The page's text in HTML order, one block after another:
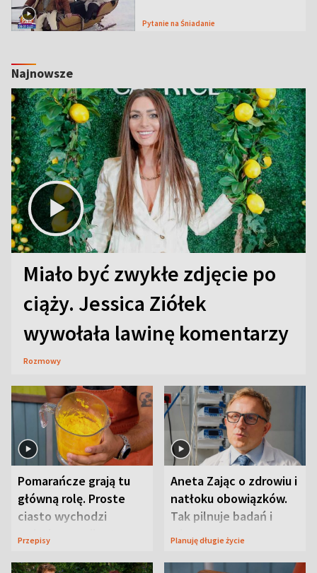
Pytanie na Śniadanie
Najnowsze
Miało być zwykłe zdjęcie po
ciąży. Jessica Ziółek
wywołała lawinę komentarzy
Rozmowy
Pomarańcze grają tu
główną rolę. Proste
ciasto wychodzi
wyjątkowo wilgotne
Przepisy
Aneta Zając o zdrowiu i
natłoku obowiązków.
Tak pilnuje badań i
wizyt
Planuję długie życie